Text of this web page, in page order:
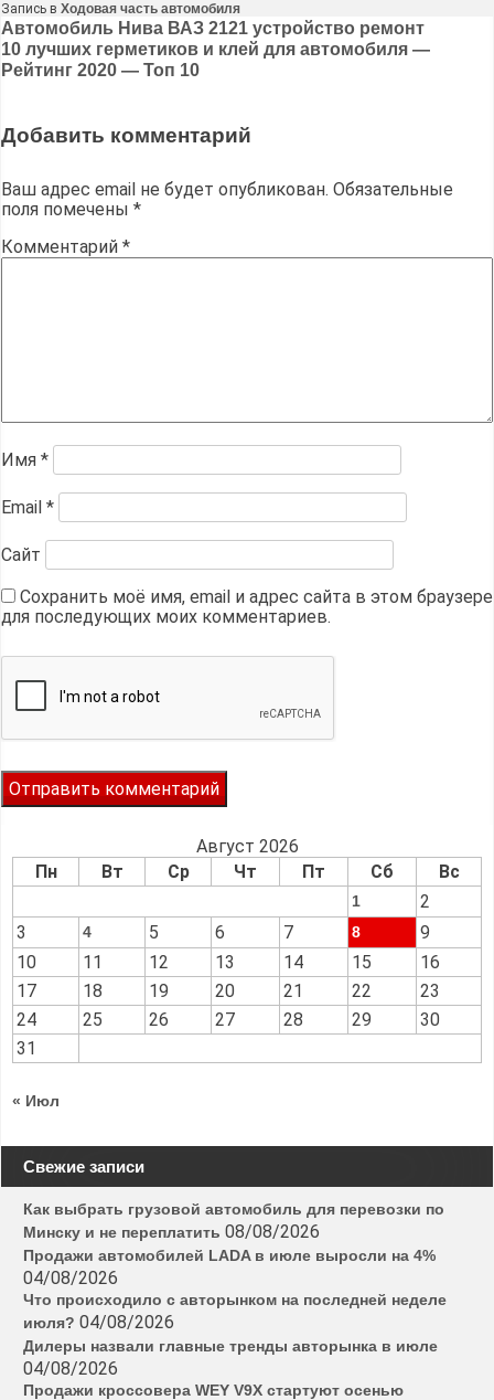
Запись в Ходовая часть автомобиля
Навигация
по
Автомобиль Нива ВАЗ 2121 устройство ремонт
10 лучших герметиков и клей для автомобиля —
Рейтинг 2020 — Топ 10
Добавить комментарий
Ваш адрес email не будет опубликован. Обязательные
поля помечены *
Комментарий *
Имя *
Email *
Сайт
Сохранить моё имя, email и адрес сайта в этом браузере
для последующих моих комментариев.
Август 2026
Пн
Вт Ср Чт Пт Сб Вс
1
2
3
4 5 6 7 8
9
10
11 12 13 14 15
16
17
18 19 20 21 22
23
24
25 26 27 28 29
30
31
« Июл
Свежие записи
Как выбрать грузовой автомобиль для перевозки по
Минску и не переплатить 08/08/2026
Продажи автомобилей LADA в июле выросли на 4%
04/08/2026
Что происходило с авторынком на последней неделе
июля? 04/08/2026
Дилеры назвали главные тренды авторынка в июле
04/08/2026
Продажи кроссовера WEY V9X стартуют осенью